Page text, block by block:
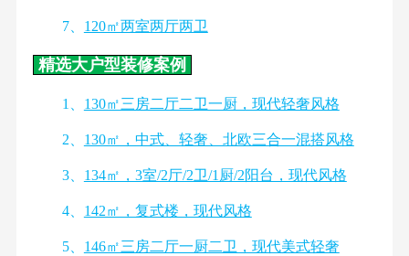
7、 120㎡两室两厅两卫
精选大户型装修案例
1、 130㎡三房二厅二卫一厨，现代轻奢风格
2、 130㎡，中式、轻奢、北欧三合一混搭风格
3、 134㎡，3室/2厅/2卫/1厨/2阳台，现代风格
4、 142㎡，复式楼，现代风格
5、 146㎡三房二厅一厨二卫，现代美式轻奢